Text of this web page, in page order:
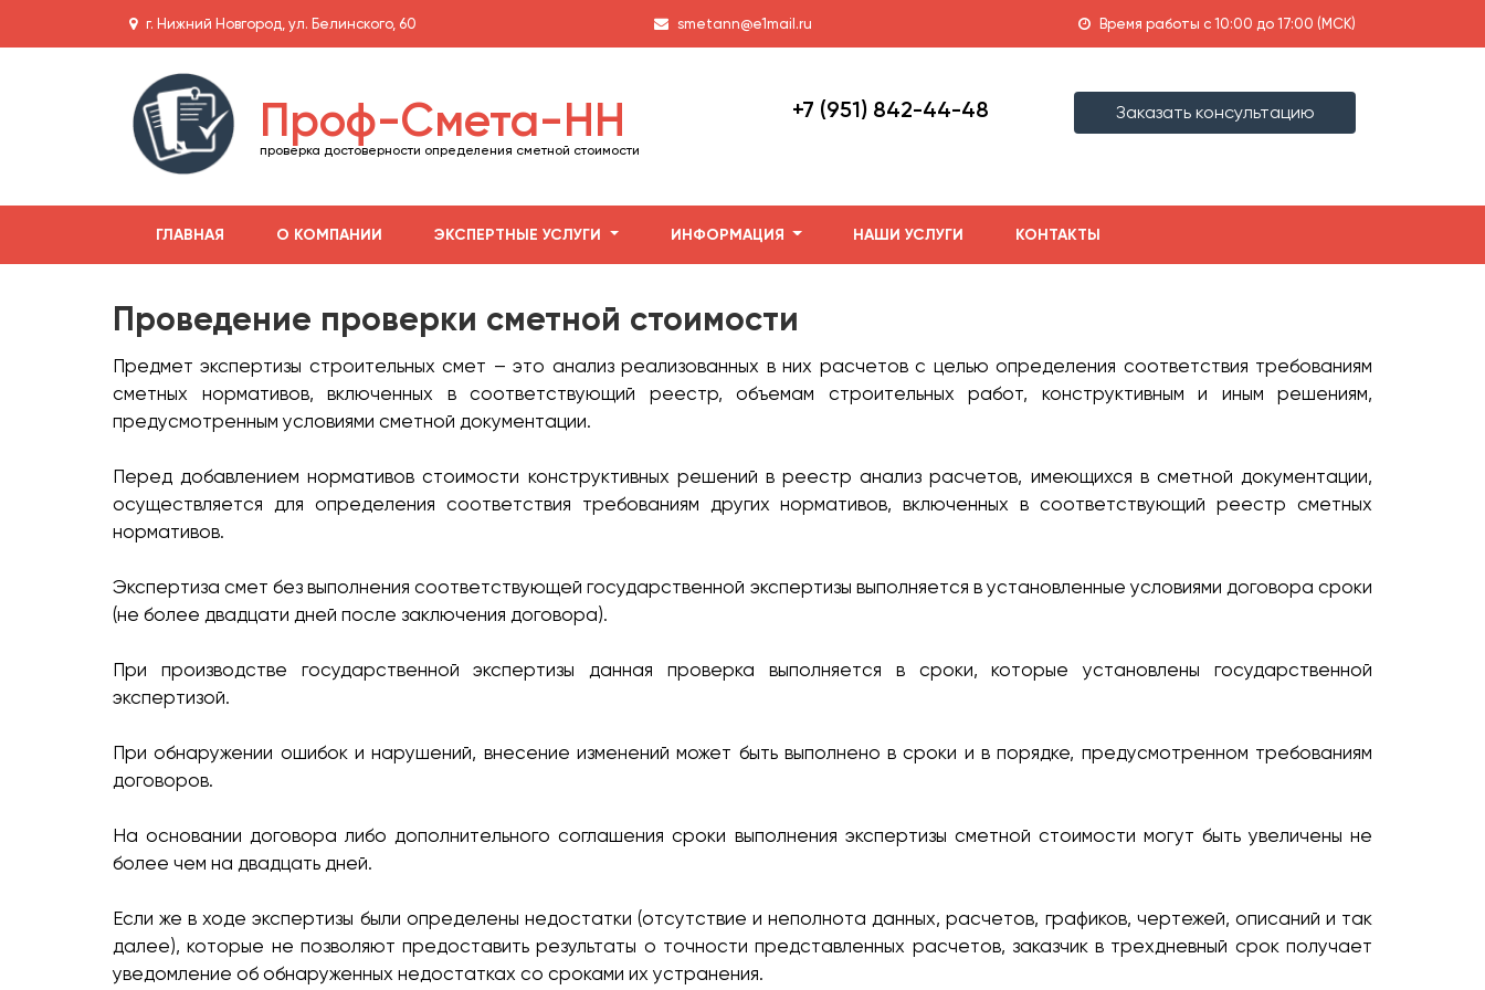
г. Нижний Новгород, ул. Белинского, 60 smetann@e1mail.ru Время работы с 10:00 до 17:00 (МСК)
Проф-Смета-НН
проверка достоверности определения сметной стоимости
+7 (951) 842-44-48 Заказать консультацию
ГЛАВНАЯ О КОМПАНИИ ЭКСПЕРТНЫЕ УСЛУГИ ИНФОРМАЦИЯ НАШИ УСЛУГИ КОНТАКТЫ
Проведение проверки сметной стоимости
Предмет экспертизы строительных смет – это анализ реализованных в них расчетов с целью определения соответствия требованиям
сметных нормативов, включенных в соответствующий реестр, объемам строительных работ, конструктивным и иным решениям,
предусмотренным условиями сметной документации.
Перед добавлением нормативов стоимости конструктивных решений в реестр анализ расчетов, имеющихся в сметной документации,
осуществляется для определения соответствия требованиям других нормативов, включенных в соответствующий реестр сметных
нормативов.
Экспертиза смет без выполнения соответствующей государственной экспертизы выполняется в установленные условиями договора сроки
(не более двадцати дней после заключения договора).
При производстве государственной экспертизы данная проверка выполняется в сроки, которые установлены государственной
экспертизой.
При обнаружении ошибок и нарушений, внесение изменений может быть выполнено в сроки и в порядке, предусмотренном требованиям
договоров.
На основании договора либо дополнительного соглашения сроки выполнения экспертизы сметной стоимости могут быть увеличены не
более чем на двадцать дней.
Если же в ходе экспертизы были определены недостатки (отсутствие и неполнота данных, расчетов, графиков, чертежей, описаний и так
далее), которые не позволяют предоставить результаты о точности представленных расчетов, заказчик в трехдневный срок получает
уведомление об обнаруженных недостатках со сроками их устранения.